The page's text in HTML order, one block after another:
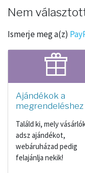
Nem
Ismerje meg a(z)
Ajándékok a
megrendeléshez
Találd ki, mely
adsz ajándékot,
webáruházad pedig
felajánlja nekik!